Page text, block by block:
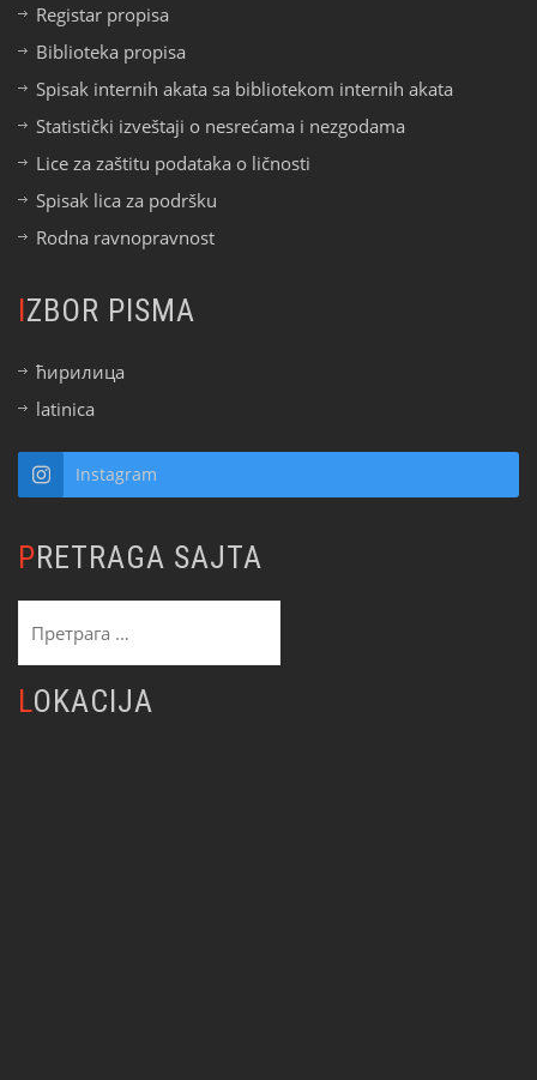
Registar propisa
Biblioteka propisa
Spisak internih akata sa bibliotekom internih akata
Statistički izveštaji o nesrećama i nezgodama
Lice za zaštitu podataka o ličnosti
Spisak lica za podršku
Rodna ravnopravnost
IZBOR PISMA
ћирилица
latinica
Instagram
PRETRAGA SAJTA
за:
LOKACIJA